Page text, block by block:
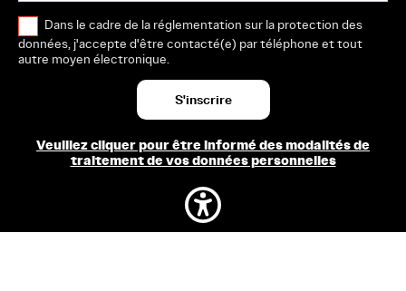
Dans le cadre de la réglementation sur la protection des
données, j'accepte d'être contacté(e) par téléphone et tout
autre moyen électronique.
Veuillez cliquer pour être informé des modalités de
traitement de vos données personnelles